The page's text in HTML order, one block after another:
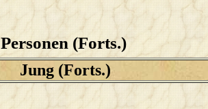
Personen (Forts.)
Jung (Forts.)